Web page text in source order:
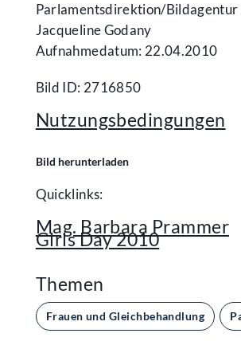
Parlamentsdirektion/​Bildagentur
Jacqueline Godany
Aufnahmedatum: 22.04.2010
Bild ID: 2716850
Nutzungsbedingungen
Bild herunterladen
Quicklinks:
Mag. Barbara Prammer
Girls Day 2010
Themen
Frauen und Gleichbehandlung